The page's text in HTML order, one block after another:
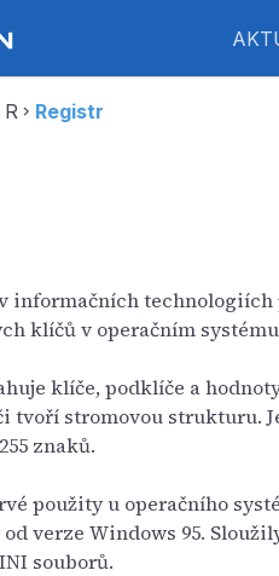
chevron_right Registr
informačních
klíčů v operačním
klíče, podklíče a
tvoří stromovou strukturu.
znaků.
použity u operačního
verze Windows 95.
souborů.